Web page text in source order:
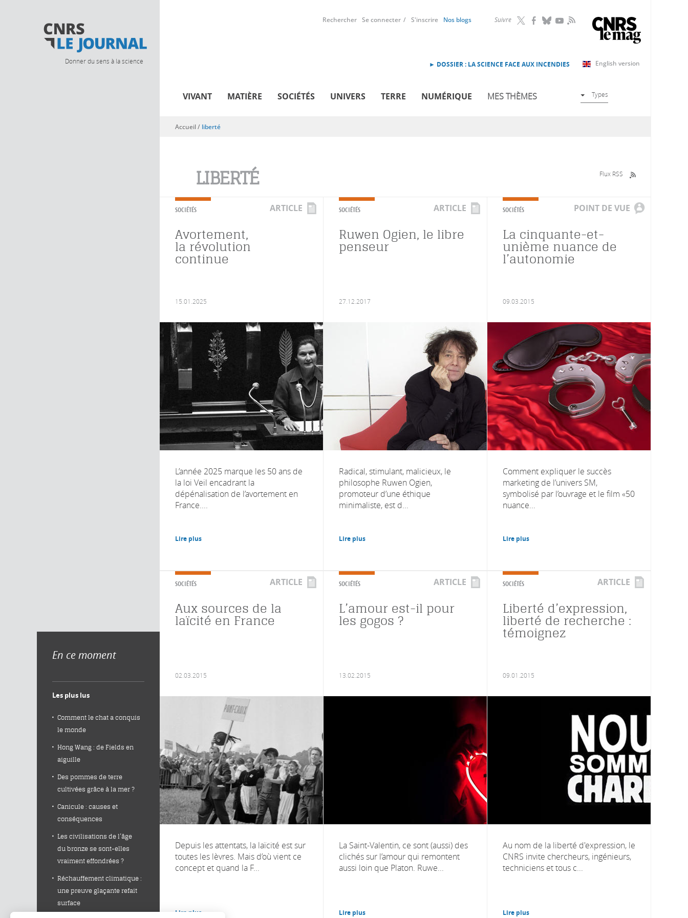
Donner du sens à la science
Suivre RSS
Rechercher Se connecter S'inscrire Nos blogs
English version
► DOSSIER : LA SCIENCE FACE AUX INCENDIES
VIVANT MATIÈRE SOCIÉTÉS UNIVERS TERRE NUMÉRIQUE MES THÈMES Types
Vous êtes ici
Accueil/ liberté
LIBERTÉ Flux RSS
SOCIÉTÉS ARTICLE
Avortement,
la révolution
continue
15.01.2025
L’année 2025 marque les 50 ans de
la loi Veil encadrant la
dépénalisation de l’avortement en
France....
Lire plus
SOCIÉTÉS ARTICLE
Ruwen Ogien, le libre
penseur
27.12.2017
Radical, stimulant, malicieux, le
philosophe Ruwen Ogien,
promoteur d’une éthique
minimaliste, est d...
Lire plus
SOCIÉTÉS POINT DE VUE
La cinquante-et-
unième nuance de
l’autonomie
09.03.2015
Comment expliquer le succès
marketing de l’univers SM,
symbolisé par l’ouvrage et le film «50
nuance...
Lire plus
SOCIÉTÉS ARTICLE
Aux sources de la
laïcité en France
02.03.2015
Depuis les attentats, la laïcité est sur
toutes les lèvres. Mais d’où vient ce
concept et quand la F...
Lire plus
SOCIÉTÉS ARTICLE
L’amour est-il pour
les gogos ?
13.02.2015
La Saint-Valentin, ce sont (aussi) des
clichés sur l’amour qui remontent
aussi loin que Platon. Ruwe...
Lire plus
SOCIÉTÉS ARTICLE
Liberté d’expression,
liberté de recherche :
témoignez
09.01.2015
Au nom de la liberté d'expression, le
CNRS invite chercheurs, ingénieurs,
techniciens et tous c...
Lire plus
En ce moment
Les plus lus
Comment le chat a conquis
le monde
Hong Wang : de Fields en
aiguille
Des pommes de terre
cultivées grâce à la mer ?
Canicule : causes et
conséquences
Les civilisations de l’âge
du bronze se sont-elles
vraiment effondrées ?
Réchauffement climatique :
une preuve glaçante refait
surface